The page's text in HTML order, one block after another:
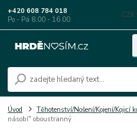
CZK
+420 608 784 018
Po - Pá 8.00 - 16.00
Úvod Těhotenství/Nošení/Kojení/Kojicí
násobí" oboustranný